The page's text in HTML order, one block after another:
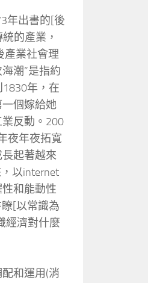
年出書的[後
的產業，
產業社會理
潮”是指約
年，在
個嫁給她
反動。200
夜年夜拓寬
起著越來
以internet
和能動性
[以常識為
經濟對什麼
和運用(消